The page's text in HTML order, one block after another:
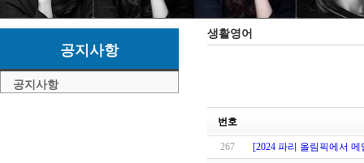
공지사항
공지사항
생활영어
번호
267
[2024 파리 올림픽에서